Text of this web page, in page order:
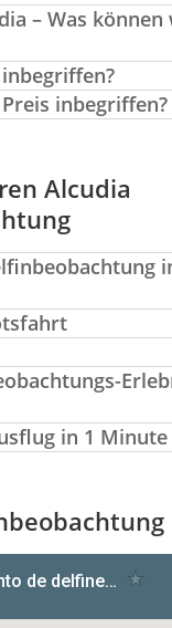
– Was können
inbegriffen?
Alcudia
in 1 Minute